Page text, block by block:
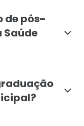
de pós-
Saúde